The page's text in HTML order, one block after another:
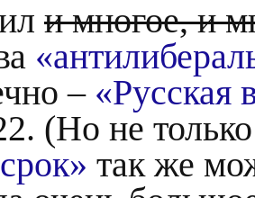
и многое, и
– «Русская
(Но не
так же